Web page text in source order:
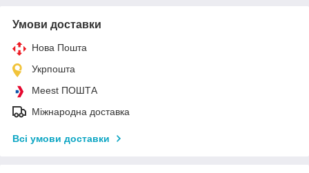
Умови доставки
Нова Пошта
Укрпошта
Meest ПОШТА
Міжнародна доставка
Всі умови доставки